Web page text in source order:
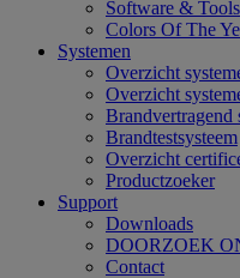
Software & Tools
Colors Of The
Systemen
Overzicht
Overzicht
Brandvertragend
Brandtestsysteem
Overzicht
Productzoeker
Support
Downloads
DOORZOEK
Contact